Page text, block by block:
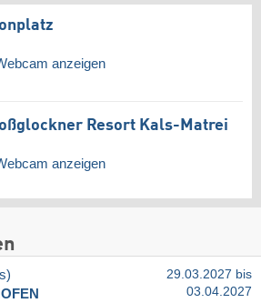
anzeigen
Resort Kals-Matrei
anzeigen
29.03.2027 bis
03.04.2027